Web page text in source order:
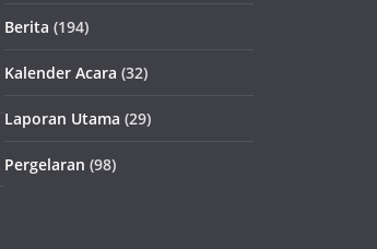
Berita (194)
Kalender Acara (32)
Laporan Utama (29)
Pergelaran (98)